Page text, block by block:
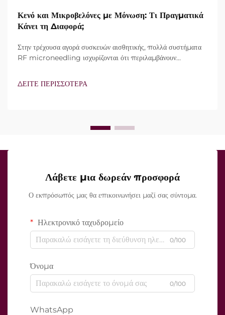
Κενό και Μικροβελόνες με Μόνωση: Τι Πραγματικά
Κάνει τη Διαφορά;
Στην τρέχουσα αγορά συσκευών αισθητικής, πολλά συστήματα
RF microneedling ισχυρίζονται ότι περιλαμβάνουν
χαρακτηριστικά υπάρχουν, αλλά πώς λειτουργούν ακριβώς κατά
ΔΕΙΤΕ ΠΕΡΙΣΣΟΤΕΡΑ
Λάβετε μια δωρεάν προσφορά
Ο εκπρόσωπός μας θα επικοινωνήσει μαζί σας σύντομα.
Ηλεκτρονικό ταχυδρομείο
0/100
Όνομα
0/100
WhatsApp